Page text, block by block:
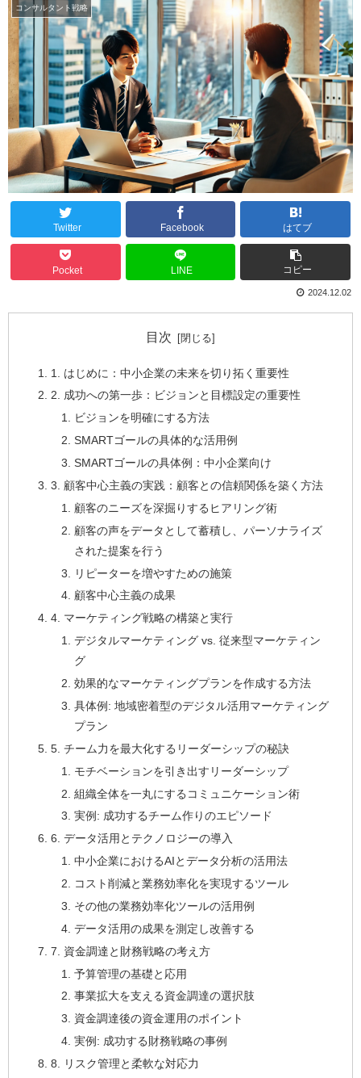
コンサルタント戦略
Twitter Facebook はてブ
Pocket LINE コピー
2024.12.02
目次
1. はじめに：中小企業の未来を切り拓く重要性
2. 成功への第一歩：ビジョンと目標設定の重要性
ビジョンを明確にする方法
SMARTゴールの具体的な活用例
SMARTゴールの具体例：中小企業向け
3. 顧客中心主義の実践：顧客との信頼関係を築く方法
顧客のニーズを深掘りするヒアリング術
顧客の声をデータとして蓄積し、パーソナライズ
された提案を行う
リピーターを増やすための施策
顧客中心主義の成果
4. マーケティング戦略の構築と実行
デジタルマーケティング vs. 従来型マーケティン
グ
効果的なマーケティングプランを作成する方法
具体例: 地域密着型のデジタル活用マーケティング
プラン
5. チーム力を最大化するリーダーシップの秘訣
モチベーションを引き出すリーダーシップ
組織全体を一丸にするコミュニケーション術
実例: 成功するチーム作りのエピソード
6. データ活用とテクノロジーの導入
中小企業におけるAIとデータ分析の活用法
コスト削減と業務効率化を実現するツール
その他の業務効率化ツールの活用例
データ活用の成果を測定し改善する
7. 資金調達と財務戦略の考え方
予算管理の基礎と応用
事業拡大を支える資金調達の選択肢
資金調達後の資金運用のポイント
実例: 成功する財務戦略の事例
8. リスク管理と柔軟な対応力